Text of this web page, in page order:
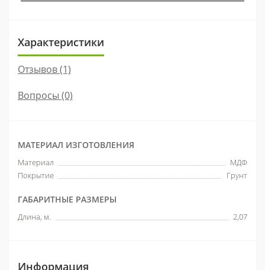
Характеристики
Отзывов (1)
Вопросы (0)
МАТЕРИАЛ ИЗГОТОВЛЕНИЯ
Материал
МДФ
Покрытие
Грунт
ГАБАРИТНЫЕ РАЗМЕРЫ
Длина, м. 2,07
Информация